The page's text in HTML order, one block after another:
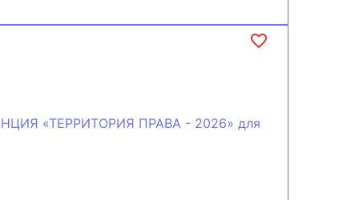
«ТЕРРИТОРИЯ ПРАВА - 2026» для